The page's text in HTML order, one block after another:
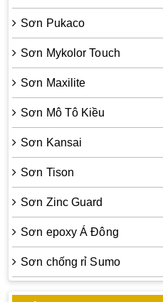
Sơn Pukaco
Sơn Mykolor Touch
Sơn Maxilite
Sơn Mô Tô Kiều
Sơn Kansai
Sơn Tison
Sơn Zinc Guard
Sơn epoxy Á Đông
Sơn chống rỉ Sumo